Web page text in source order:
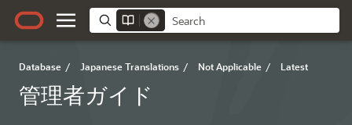
Database / Japanese Translations / Not Applicable / Latest
管理者ガイド